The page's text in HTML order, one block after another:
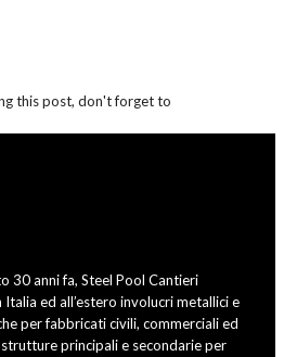
this post, don't forget to
30 anni fa, Steel Pool Cantieri
ed all’estero involucri metallici e
per fabbricati civili, commerciali ed
principali e secondarie per